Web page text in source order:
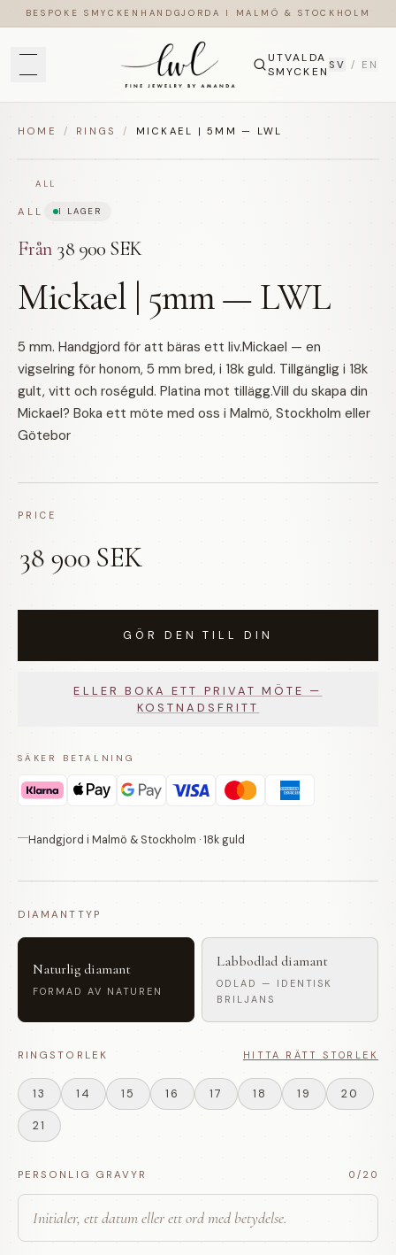
BESPOKE SMYCKEN HANDGJORDA I MALMÖ & STOCKHOLM
UTVALDA
SMYCKEN SV / EN
HOME / RINGS / MICKAEL | 5MM — LWL
ALL
ALL I LAGER
Från 38 900 SEK
Mickael | 5mm — LWL
5 mm. Handgjord för att bäras ett liv.Mickael — en
vigselring för honom, 5 mm bred, i 18k guld. Tillgänglig i 18k
gult, vitt och roséguld. Platina mot tillägg.Vill du skapa din
Mickael? Boka ett möte med oss i Malmö, Stockholm eller
Götebor
PRICE
38 900 SEK
GÖR DEN TILL DIN
ELLER BOKA ETT PRIVAT MÖTE —
KOSTNADSFRITT
SÄKER BETALNING
Handgjord i Malmö & Stockholm · 18k guld
DIAMANTTYP
Naturlig diamant
FORMAD AV NATUREN
Labbodlad diamant
ODLAD — IDENTISK
BRILJANS
RINGSTORLEK HITTA RÄTT STORLEK
13 14 15 16 17 18 19 20
21
PERSONLIG GRAVYR 0 /20